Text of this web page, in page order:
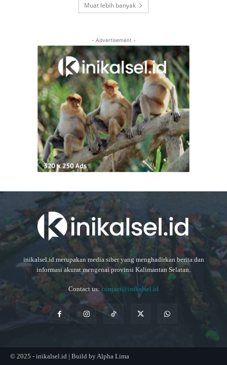
Muat lebih banyak
- Advertisement -
inikalsel.id merupakan media siber yang menghadirkan berita dan
informasi akurat mengenai provinsi Kalimantan Selatan.
Contact us:contact@inikalsel.id
© 2025 - inikalsel.id | Build by Alpha Lima